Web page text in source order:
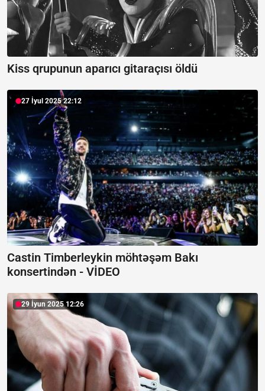
Kiss qrupunun aparıcı gitaraçısı öldü
27 İyul 2025 22:12
Castin Timberleykin möhtəşəm Bakı
konsertindən - VİDEO
29 İyun 2025 12:26